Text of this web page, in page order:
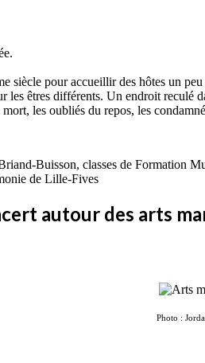
siècle pour accueillir des hôtes un
les êtres différents. Un endroit reculé
les oubliés du repos, les
Buisson, classes de Formation
de Lille-Fives
autour des arts
Photo :